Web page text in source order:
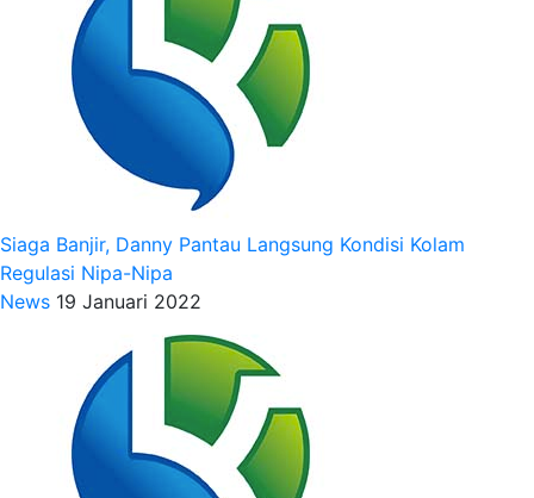
Siaga Banjir, Danny Pantau Langsung Kondisi Kolam
Regulasi Nipa-Nipa
News 19 Januari 2022